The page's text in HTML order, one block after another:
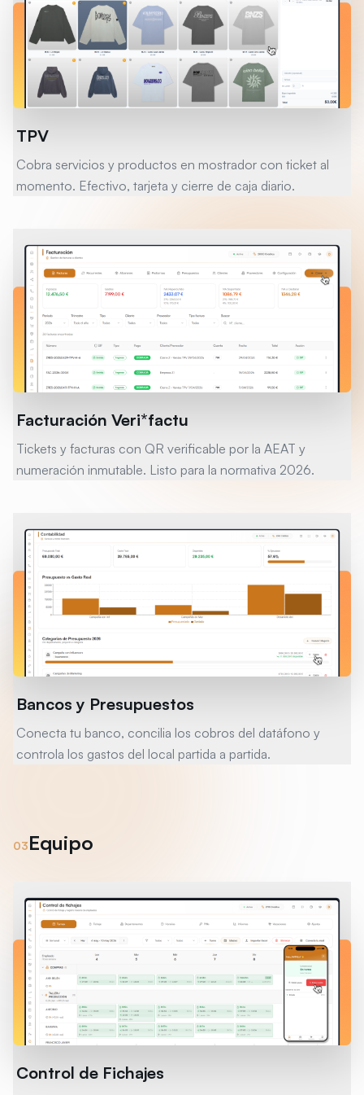
TPV
Cobra servicios y productos en mostrador con ticket al
momento. Efectivo, tarjeta y cierre de caja diario.
Facturación Veri*factu
Tickets y facturas con QR verificable por la AEAT y
numeración inmutable. Listo para la normativa 2026.
Bancos y Presupuestos
Conecta tu banco, concilia los cobros del datáfono y
controla los gastos del local partida a partida.
03Equipo
Control de Fichajes